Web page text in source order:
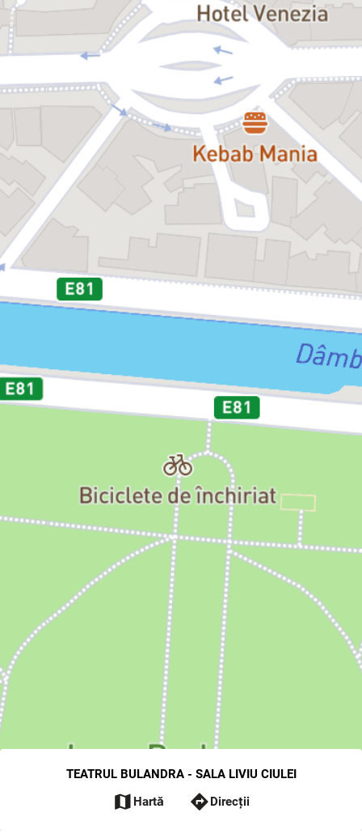
prin înțelegere reciprocă sunt evidențiate cu o inteligență fină.
TEATRUL BULANDRA - SALA LIVIU CIULEI
map Hartă directionsDirecții